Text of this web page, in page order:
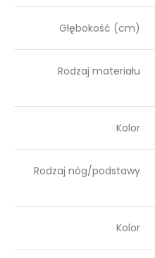
Głębokość (cm)
Rodzaj materiału
Kolor
Rodzaj nóg/podstawy
Kolor